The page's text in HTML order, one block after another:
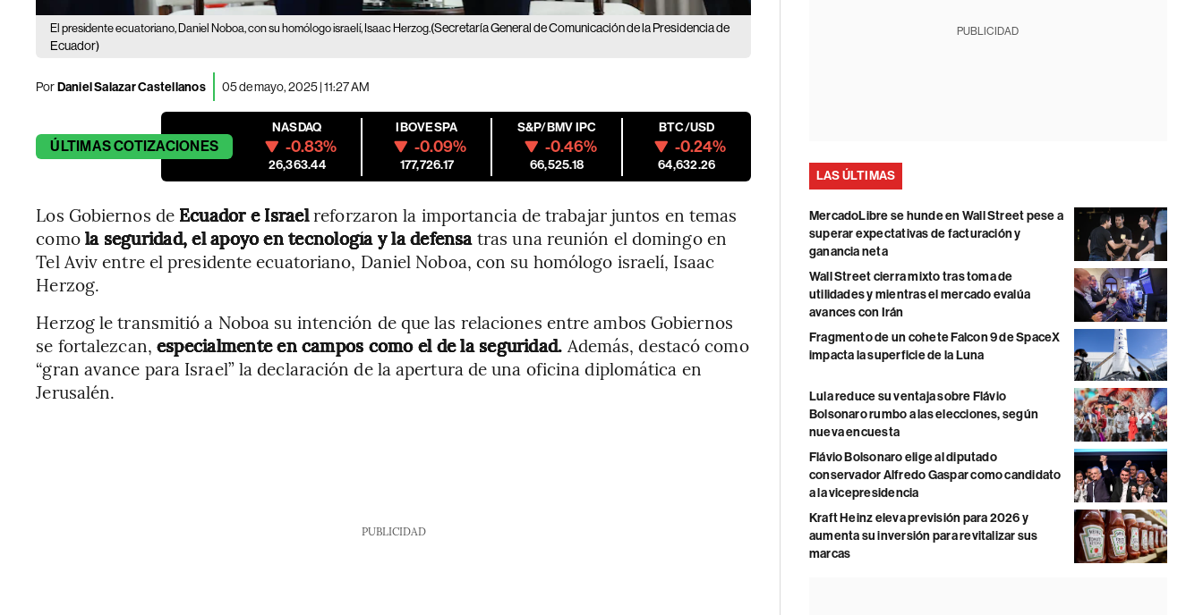
El presidente ecuatoriano, Daniel Noboa, con su homólogo israelí, Isaac Herzog.(Secretaría General de Comunicación de la Presidencia de
Ecuador)
PorDaniel Salazar Castellanos 05 de mayo, 2025 | 11:27 AM
ÚLTIMASCOTIZACIONES
NASDAQ
-0.83%
26,363.44
IBOVESPA
-0.09%
177,726.17
S&P/BMV IPC
-0.46%
66,525.18
BTC/USD
-0.24%
64,632.26
Los Gobiernos de Ecuador e Israelreforzaron la importancia de trabajar juntos en temas
comola seguridad, el apoyo en tecnología y la defensatras una reunión el domingo en
Tel Aviv entre el presidente ecuatoriano, Daniel Noboa, con su homólogo israelí, Isaac
Herzog.
Herzog le transmitió a Noboa su intención de que las relaciones entre ambos Gobiernos
se fortalezcan, especialmente en campos como el de la seguridad. Además, destacó como
“gran avance para Israel” la declaración de la apertura de una oficina diplomática en
Jerusalén.
PUBLICIDAD
PUBLICIDAD
LAS ÚLTIMAS
MercadoLibre se hunde en Wall Street pese a
superar expectativas de facturación y
ganancia neta
Wall Street cierra mixto tras toma de
utilidades y mientras el mercado evalúa
avances con Irán
Fragmento de un cohete Falcon 9 de SpaceX
impacta la superficie de la Luna
Lula reduce su ventaja sobre Flávio
Bolsonaro rumbo a las elecciones, según
nueva encuesta
Flávio Bolsonaro elige al diputado
conservador Alfredo Gaspar como candidato
a la vicepresidencia
Kraft Heinz eleva previsión para 2026 y
aumenta su inversión para revitalizar sus
marcas